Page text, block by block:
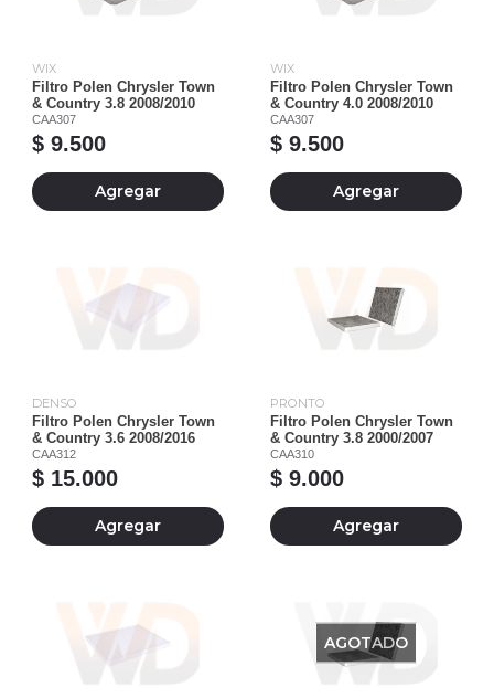
WIX
Filtro Polen Chrysler Town
& Country 3.8 2008/2010
CAA307
$ 9.500
Agregar
WIX
Filtro Polen Chrysler Town
& Country 4.0 2008/2010
CAA307
$ 9.500
Agregar
DENSO
Filtro Polen Chrysler Town
& Country 3.6 2008/2016
CAA312
$ 15.000
Agregar
PRONTO
Filtro Polen Chrysler Town
& Country 3.8 2000/2007
CAA310
$ 9.000
Agregar
AGOTADO